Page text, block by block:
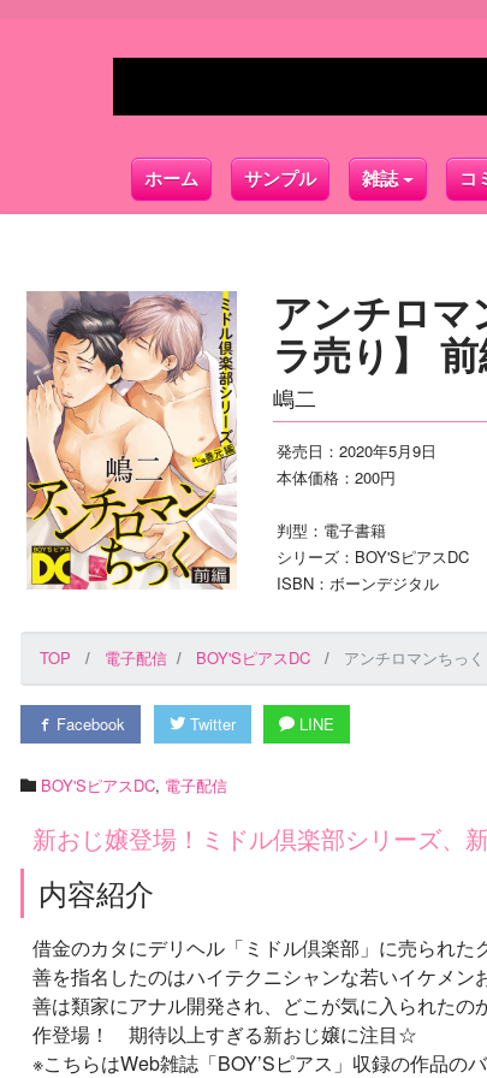
ホーム サンプル 雑誌 コ
アンチロ
ラ売り】
嶋二
発売日：2020年5月9日
本体価格：200円
判型：電子書籍
シリーズ：BOY'SピアスDC
ISBN：ボーンデジタル
TOP 電子配信 BOY'SピアスDC アンチロマンちっ
Facebook Twitter LINE
BOY'SピアスDC, 電子配信
新おじ嬢登場！ミドル倶楽部シリーズ、
内容紹介
借金のカタにデリヘル「ミドル倶楽部」に売られた
善を指名したのはハイテクニシャンな若いイケメン
善は類家にアナル開発され、どこが気に入られた
作登場！ 期待以上すぎる新おじ嬢に注目☆
※こちらはWeb雑誌「BOY’Sピアス」収録の作品のバ